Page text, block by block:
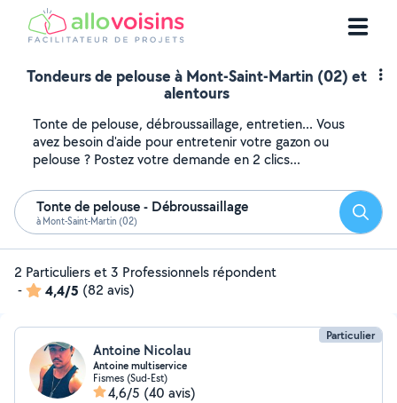
Tondeurs de pelouse à Mont-Saint-Martin (02) et
alentours
Tonte de pelouse, débroussaillage, entretien... Vous
avez besoin d'aide pour entretenir votre gazon ou
pelouse ? Postez votre demande en 2 clics...
Tonte de pelouse - Débroussaillage
à Mont-Saint-Martin (02)
2 Particuliers et 3 Professionnels répondent
-
4,4/5 (82 avis)
Particulier
Antoine Nicolau
Antoine multiservice
Fismes (Sud-Est)
4,6/5 (40 avis)